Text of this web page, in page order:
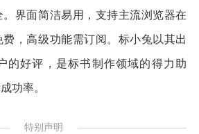
界面简洁易用，支持主流浏览器在
，高级功能需订阅。标小兔以其出
的好评，是标书制作领域的得力助
功率。
特别声明